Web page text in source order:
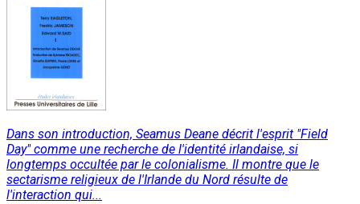
Dans son introduction, Seamus Deane décrit l'esprit "Field
Day" comme une recherche de l'identité irlandaise, si
longtemps occultée par le colonialisme. Il montre que le
sectarisme religieux de l'Irlande du Nord résulte de
l'interaction qui...